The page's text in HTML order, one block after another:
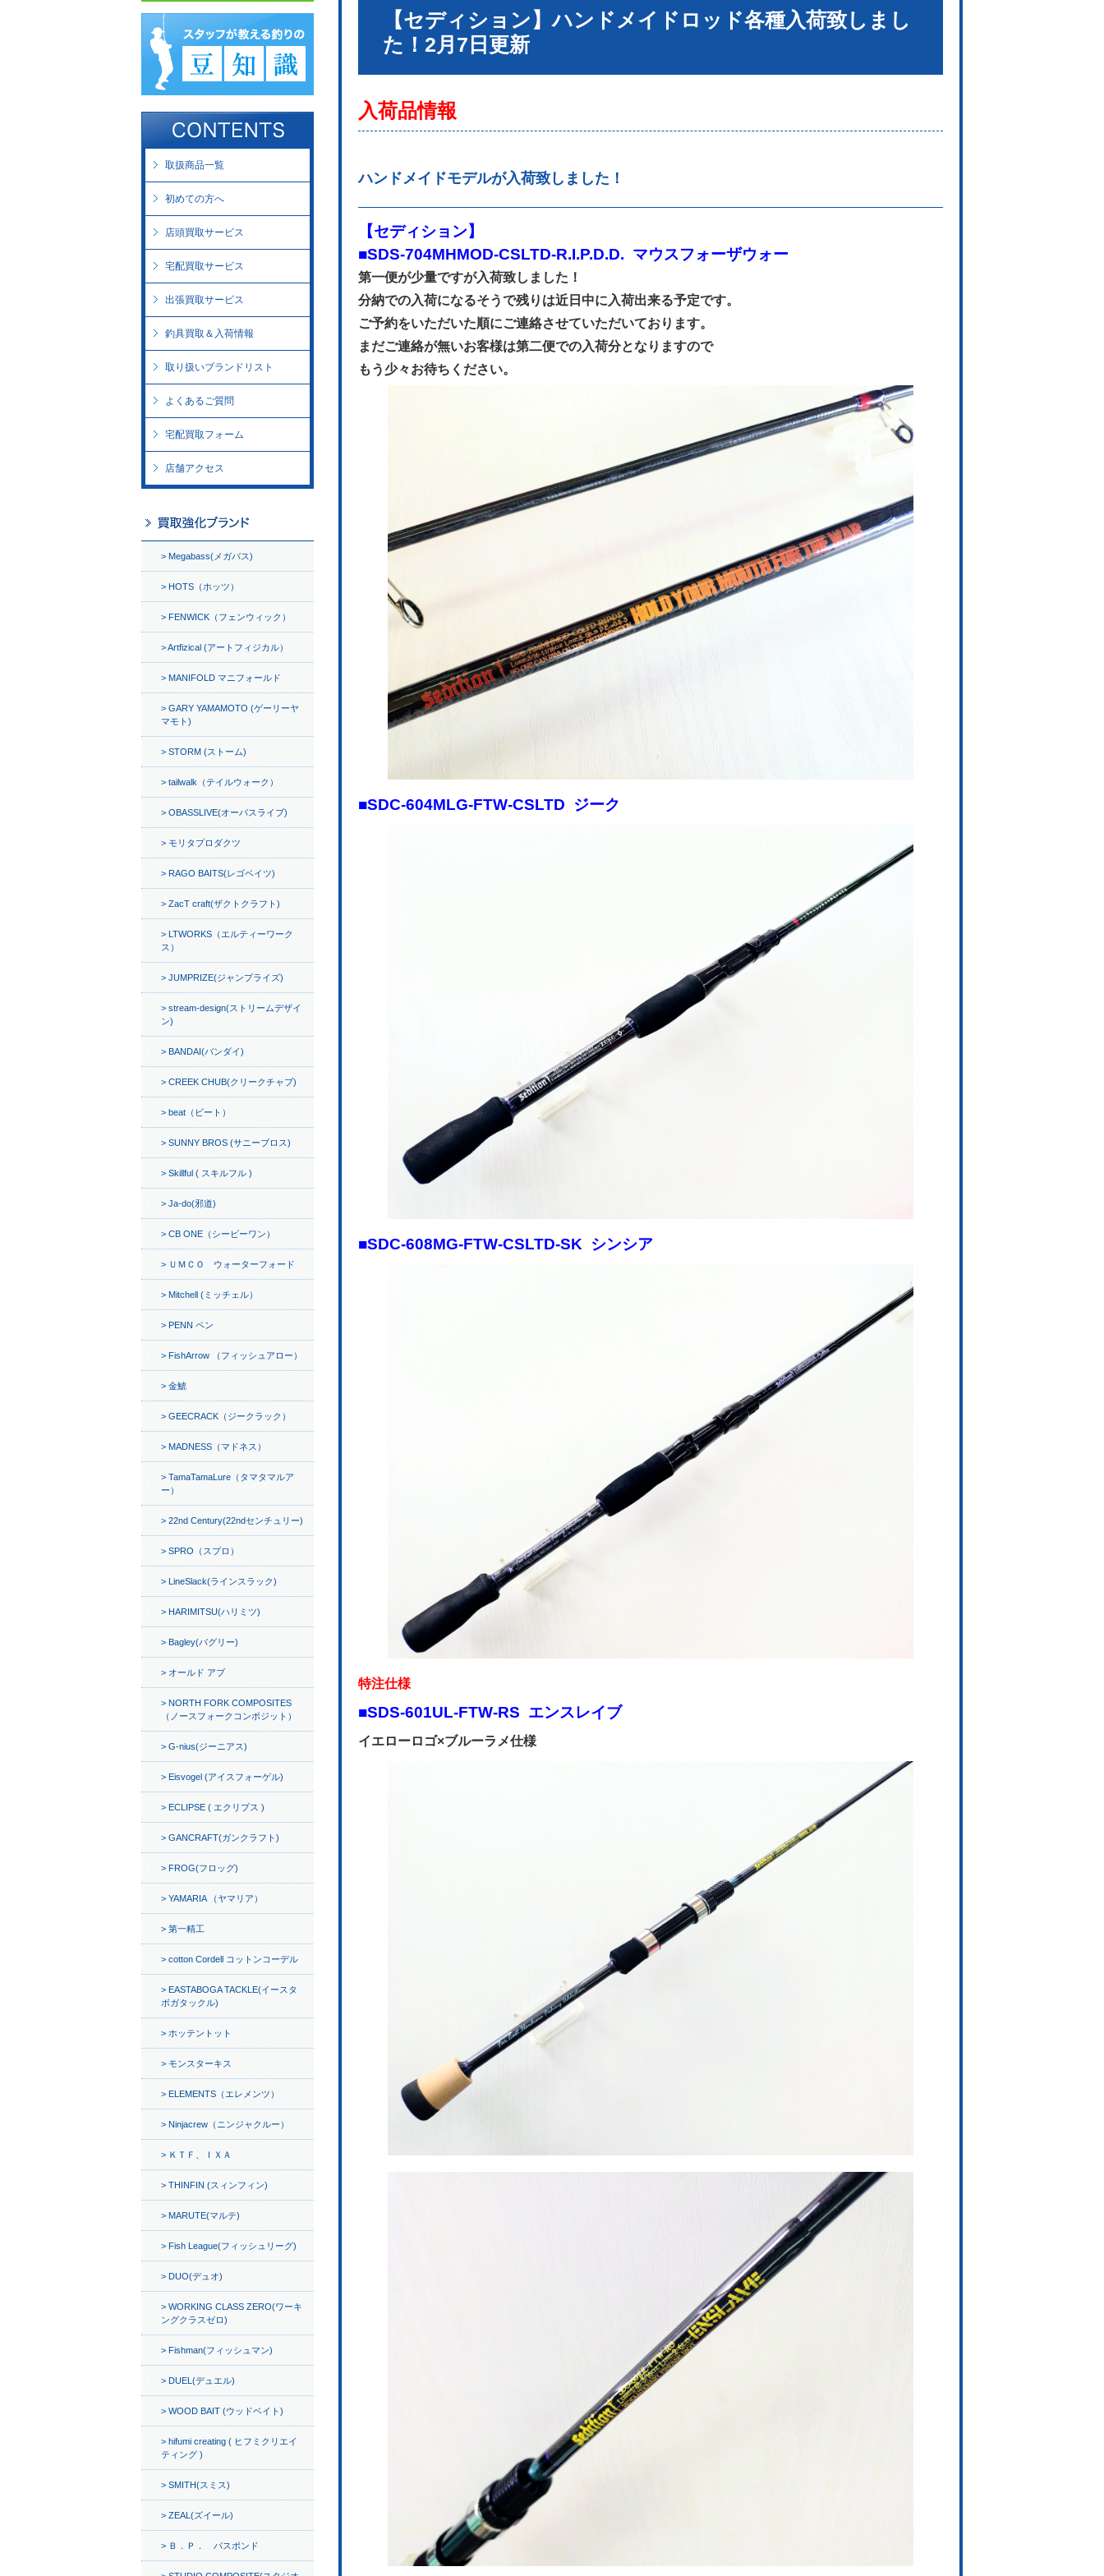
【セディション】ハンドメイドロッド各種入荷致しまし
た！2月7日更新
入荷品情報
ハンドメイドモデルが入荷致しました！
【セディション】
■SDS-704MHMOD-CSLTD-R.I.P.D.D. マウスフォーザウォー
第一便が少量ですが入荷致しました！
分納での入荷になるそうで残りは近日中に入荷出来る予定です。
ご予約をいただいた順にご連絡させていただいております。
まだご連絡が無いお客様は第二便での入荷分となりますので
もう少々お待ちください。
■SDC-604MLG-FTW-CSLTD ジーク
■SDC-608MG-FTW-CSLTD-SK シンシア
特注仕様
■SDS-601UL-FTW-RS エンスレイブ
イエローロゴ×ブルーラメ仕様
取扱商品一覧
初めての方へ
店頭買取サービス
宅配買取サービス
出張買取サービス
釣具買取＆入荷情報
取り扱いブランドリスト
よくあるご質問
宅配買取フォーム
店舗アクセス
Megabass(メガバス)
HOTS（ホッツ）
FENWICK（フェンウィック）
Artfizical (アートフィジカル）
MANIFOLD マニフォールド
GARY YAMAMOTO (ゲーリーヤ
マモト)
STORM (ストーム)
tailwalk（テイルウォーク）
OBASSLIVE(オーバスライブ)
モリタプロダクツ
RAGO BAITS(レゴベイツ)
ZacT craft(ザクトクラフト)
LTWORKS（エルティーワーク
ス）
JUMPRIZE(ジャンプライズ)
stream-design(ストリームデザイ
ン)
BANDAI(バンダイ)
CREEK CHUB(クリークチャブ)
beat（ビート）
SUNNY BROS (サニーブロス)
Skillful ( スキルフル )
Ja-do(邪道)
CB ONE（シービーワン）
ＵＭＣＯ ウォーターフォード
Mitchell (ミッチェル）
PENN ペン
FishArrow （フィッシュアロー）
金鯱
GEECRACK（ジークラック）
MADNESS（マドネス）
TamaTamaLure（タマタマルア
ー）
22nd Century(22ndセンチュリー)
SPRO（スプロ）
LineSlack(ラインスラック)
HARIMITSU(ハリミツ)
Bagley(バグリー)
オールド アブ
NORTH FORK COMPOSITES
（ノースフォークコンポジット）
G-nius(ジーニアス)
Eisvogel (アイスフォーゲル)
ECLIPSE ( エクリプス )
GANCRAFT(ガンクラフト)
FROG(フロッグ)
YAMARIA （ヤマリア）
第一精工
cotton Cordell コットンコーデル
EASTABOGA TACKLE(イースタ
ボガタックル)
ホッテントット
モンスターキス
ELEMENTS（エレメンツ）
Ninjacrew（ニンジャクルー）
ＫＴＦ、ＩＸＡ
THINFIN (スィンフィン)
MARUTE(マルテ)
Fish League(フィッシュリーグ)
DUO(デュオ)
WORKING CLASS ZERO(ワーキ
ングクラスゼロ)
Fishman(フィッシュマン)
DUEL(デュエル)
WOOD BAIT (ウッドベイト)
hifumi creating ( ヒフミクリエイ
ティング )
SMITH(スミス)
ZEAL(ズイール)
Ｂ．Ｐ． バスポンド